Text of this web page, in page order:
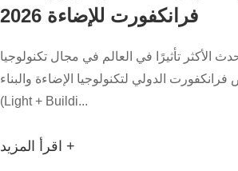
فرانكفورت للإضاءة 2026
13 مارس 2026، الحدث الأكثر تأثيرًا في العالم في مجال تكنولوجيا
الدولي لتكنولوجيا الإضاءة والبناء
(Light + Buildi...
اقرأ المزيد +